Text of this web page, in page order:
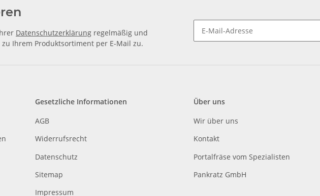
Datenschutzerklärung regelmäßig und
Ihrem Produktsortiment per E-Mail zu.
Gesetzliche Informationen
AGB
Widerrufsrecht
Datenschutz
Sitemap
Impressum
Über uns
Wir über uns
Kontakt
Portalfräse vom Spezialisten
Pankratz GmbH